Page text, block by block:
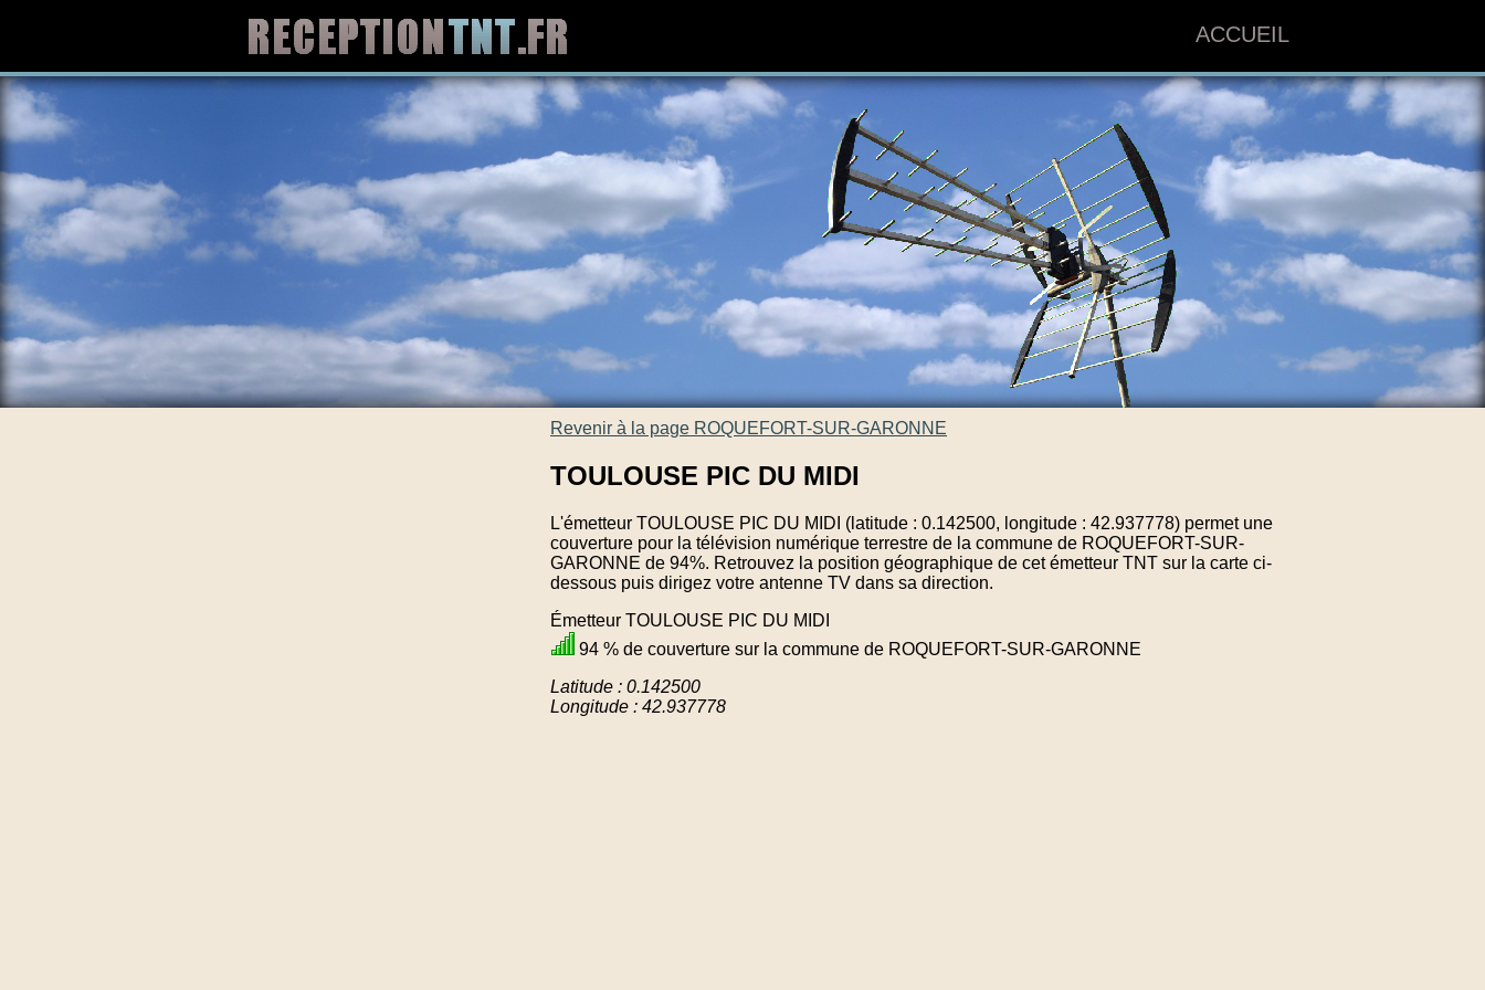
ACCUEIL
Revenir à la page ROQUEFORT-SUR-GARONNE
TOULOUSE PIC DU MIDI
L'émetteur TOULOUSE PIC DU MIDI (latitude : 0.142500, longitude : 42.937778) permet une
couverture pour la télévision numérique terrestre de la commune de ROQUEFORT-SUR-
GARONNE de 94%. Retrouvez la position géographique de cet émetteur TNT sur la carte ci-
dessous puis dirigez votre antenne TV dans sa direction.
Émetteur TOULOUSE PIC DU MIDI
94 % de couverture sur la commune de ROQUEFORT-SUR-GARONNE
Latitude : 0.142500
Longitude : 42.937778